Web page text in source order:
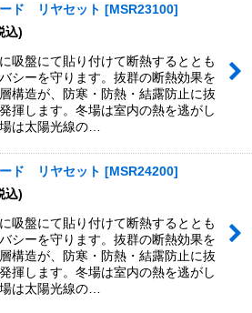
ド リヤセット [MSR23100]
込)
吸盤にて貼り付けて断熱するととも
シーを守ります。抜群の断熱効果を
構造が、防寒・防熱・結露防止に抜
揮します。冬場は室内の熱を逃がし
は太陽光線の…
ド リヤセット [MSR24200]
込)
吸盤にて貼り付けて断熱するととも
シーを守ります。抜群の断熱効果を
構造が、防寒・防熱・結露防止に抜
揮します。冬場は室内の熱を逃がし
は太陽光線の…